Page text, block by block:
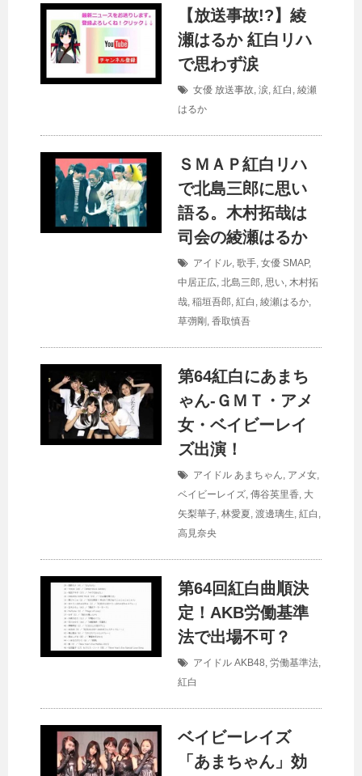
【放送事故!?】綾
瀬はるか 紅白リハ
で思わず涙
女優 放送事故, 涙, 紅白 , 綾瀬
はるか
ＳＭＡＰ紅白リハ
で北島三郎に思い
語る。木村拓哉は
司会の綾瀬はるか
アイドル, 歌手, 女優 SMAP,
中居正広, 北島三郎, 思い, 木村拓
哉, 稲垣吾郎, 紅白 , 綾瀬はるか,
草彅剛 , 香取慎吾
第64紅白にあまち
ゃん‐ＧＭＴ・アメ
女・ベイビーレイ
ズ出演！
アイドル あまちゃん, アメ女,
ベイビーレイズ, 傳谷英里香, 大
矢梨華子, 林愛夏, 渡邊璃生, 紅白 ,
高見奈央
第64回紅白曲順決
定！AKB労働基準
法で出場不可？
アイドル AKB48, 労働基準法,
紅白
ベイビーレイズ
「あまちゃん」効